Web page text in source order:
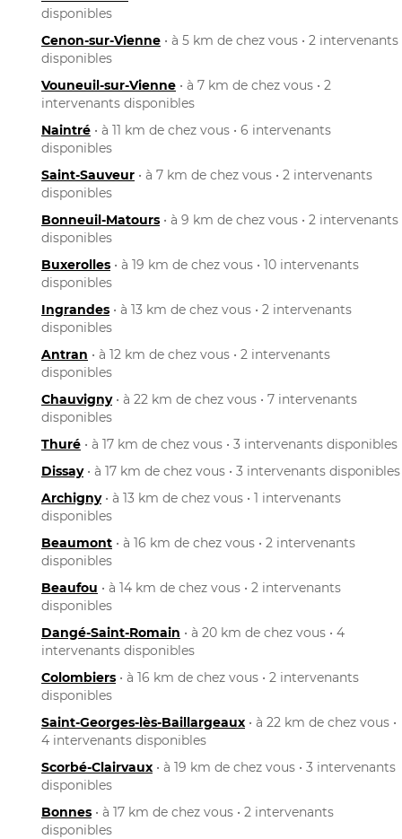
disponibles
Cenon-sur-Vienne • à 5 km de chez vous • 2 intervenants
disponibles
Vouneuil-sur-Vienne • à 7 km de chez vous • 2
intervenants disponibles
Naintré • à 11 km de chez vous • 6 intervenants
disponibles
Saint-Sauveur • à 7 km de chez vous • 2 intervenants
disponibles
Bonneuil-Matours • à 9 km de chez vous • 2 intervenants
disponibles
Buxerolles • à 19 km de chez vous • 10 intervenants
disponibles
Ingrandes • à 13 km de chez vous • 2 intervenants
disponibles
Antran • à 12 km de chez vous • 2 intervenants
disponibles
Chauvigny• à 22 km de chez vous • 7 intervenants
disponibles
Thuré • à 17 km de chez vous • 3 intervenants disponibles
Dissay• à 17 km de chez vous • 3 intervenants disponibles
Archigny• à 13 km de chez vous • 1 intervenants
disponibles
Beaumont • à 16 km de chez vous • 2 intervenants
disponibles
Beaufou • à 14 km de chez vous • 2 intervenants
disponibles
Dangé-Saint-Romain • à 20 km de chez vous • 4
intervenants disponibles
Colombiers • à 16 km de chez vous • 2 intervenants
disponibles
Saint-Georges-lès-Baillargeaux • à 22 km de chez vous •
4 intervenants disponibles
Scorbé-Clairvaux • à 19 km de chez vous • 3 intervenants
disponibles
Bonnes • à 17 km de chez vous • 2 intervenants
disponibles